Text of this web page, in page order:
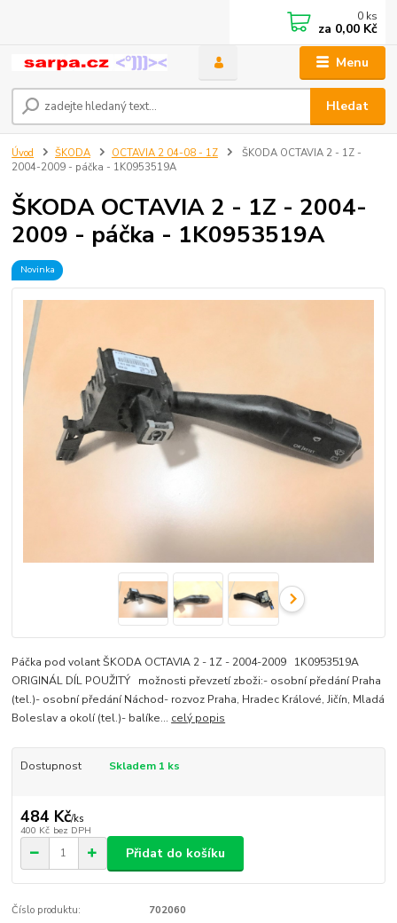
Menu
Hledat
0 ks
za 0,00 Kč
Úvod ŠKODA OCTAVIA 2 04-08 - 1Z
ŠKODA OCTAVIA 2 - 1Z -
2004-2009 - páčka - 1K0953519A
ŠKODA OCTAVIA 2 - 1Z - 2004-
2009 - páčka - 1K0953519A
Novinka
Páčka pod volant ŠKODA OCTAVIA 2 - 1Z - 2004-2009 1K0953519A
ORIGINÁL DÍL POUŽITÝ možnosti převzetí zboži:- osobní předání Praha
(tel.)- osobní předání Náchod- rozvoz Praha, Hradec Králové, Jičín, Mladá
Boleslav a okolí (tel.)- balíke... celý popis
Dostupnost Skladem 1 ks
484 Kč/ks
400 Kč bez DPH
Přidat do košíku
Číslo produktu: 702060